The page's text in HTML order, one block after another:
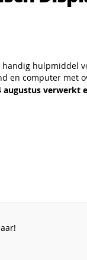
hulpmiddel
en computer met
verwerkt